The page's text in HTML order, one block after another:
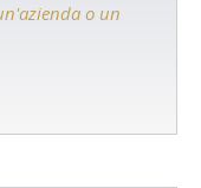
o un